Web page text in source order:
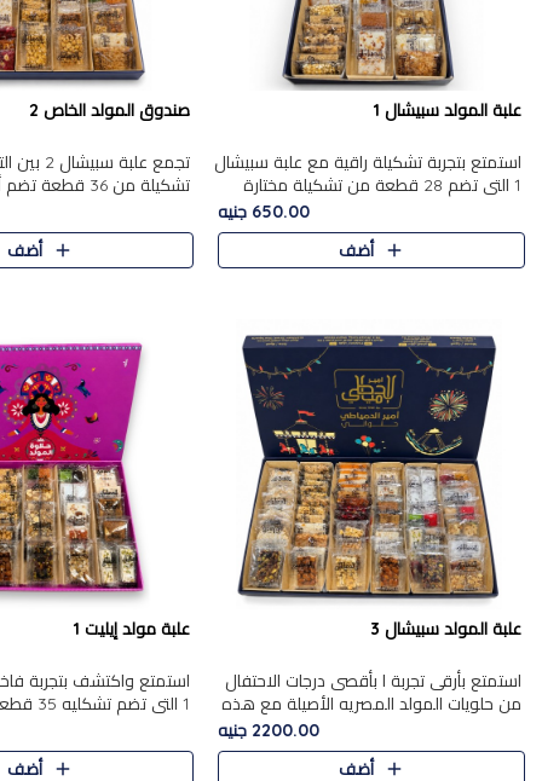
علبة المولد سبيشال 1
استمتع بتجربة تشكيلة راقية مع علبة سبيشال
1 التي تضم 28 قطعة من تشكيلة مختارة
بعناية من أفخر حلويات المولد المصرية
الأصلية الشرقية. تحتوي ال..
650.00 جنيه
أضف
صندوق المولد الخاص 2
تجمع علبة
المولد الشرقية. تحتوي
بالفول، والجزرية بالبن..
أضف
علبة المولد سبيشال 3
استمتع بأرقى تجربة ا بأقصى درجات الاحتفال
من حلويات المولد المصريه الأصيلة مع هذه
الفخامة مع علبة سبيشال 3 التي تضم 56
قطعة من تشكيلة استثن..
2200.00 جنيه
أضف
علبة مولد إيليت 1
استمتع واكتشف بتجربة
1 التي
حلويات المولد المصري
بشكل جميل في علبة
أضف